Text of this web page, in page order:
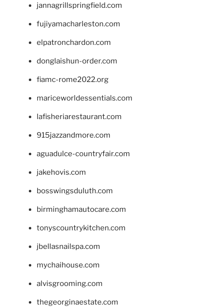
jannagrillspringfield.com
fujiyamacharleston.com
elpatronchardon.com
donglaishun-order.com
fiamc-rome2022.org
mariceworldessentials.com
lafisheriarestaurant.com
915jazzandmore.com
aguadulce-countryfair.com
jakehovis.com
bosswingsduluth.com
birminghamautocare.com
tonyscountrykitchen.com
jbellasnailspa.com
mychaihouse.com
alvisgrooming.com
thegeorginaestate.com